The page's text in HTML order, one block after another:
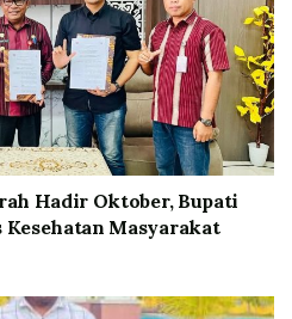
Hadir Oktober, Bupati
Kesehatan Masyarakat